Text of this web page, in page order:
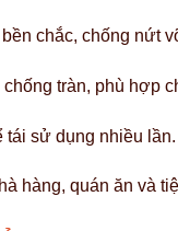
chắc, chống nứt
tràn, phù hợp
tái sử dụng nhiều lần.
hàng, quán ăn và